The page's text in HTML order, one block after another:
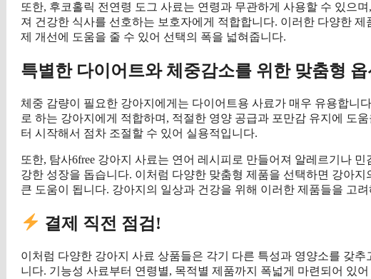
또한, 후코홀릭 전연령 도그 사료는 연령과 무관하게 사용할 수 있으
져 건강한 식사를 선호하는 보호자에게 적합합니다. 이러한 다양한
제 개선에 도움을 줄 수 있어 선택의 폭을 넓혀줍니다.
특별한 다이어트와 체중감소를 위한 맞춤형 옵
체중 감량이 필요한 강아지에게는 다이어트용 사료가 매우 유용합니
로 하는 강아지에게 적합하며, 적절한 영양 공급과 포만감 유지에 도
터 시작해서 점차 조절할 수 있어 실용적입니다.
또한, 탐사6free 강아지 사료는 연어 레시피로 만들어져 알레르기나
강한 성장을 돕습니다. 이처럼 다양한 맞춤형 제품을 선택하면 강아
큰 도움이 됩니다. 강아지의 일상과 건강을 위해 이러한 제품들을 고
결제 직전 점검!
이처럼 다양한 강아지 사료 상품들은 각기 다른 특성과 영양소를 갖
니다. 기능성 사료부터 연령별, 목적별 제품까지 폭넓게 마련되어 있